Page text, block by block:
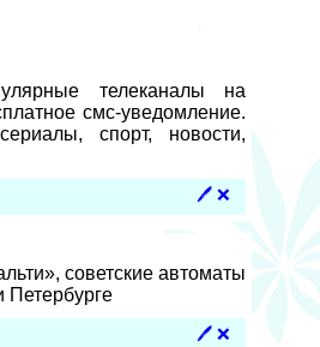
телеканалы на
смс-уведомление.
спорт, новости,
🖊 ❌
советские автоматы
Петербурге
🖊 ❌